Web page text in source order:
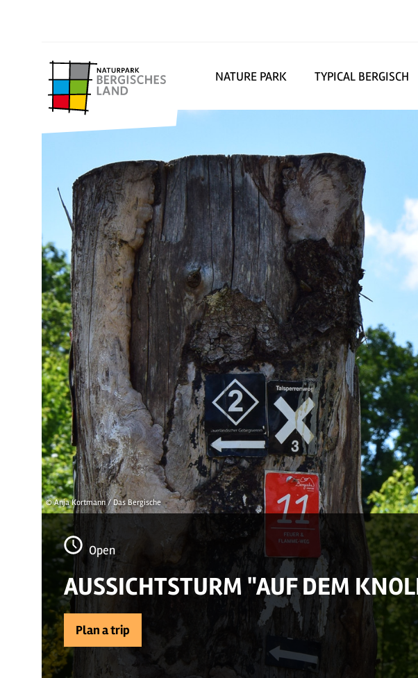
NATURE PARK TYPICAL BERGISCH
© Anja Kortmann / Das Bergische
Open
AUSSICHTSTURM "AUF DEM
Plan a trip